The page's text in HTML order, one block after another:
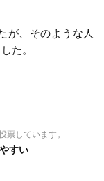
が、そのような人
た。
票しています。
すい